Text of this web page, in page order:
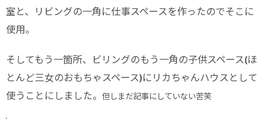
室と、リビングの一角に仕事スペースを作ったのでそこに
使用。
そしてもう一箇所、ビリングのもう一角の子供スペース(ほ
とんど三女のおもちゃスペース)にリカちゃんハウスとして
使うことにしました。 但しまだ記事にしていない苦笑